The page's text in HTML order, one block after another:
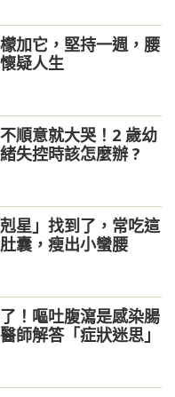
加它，堅持一週，腰
疑人生
順意就大哭！2 歲幼
失控時該怎麼辦 ?
星」找到了，常吃這
囊，瘦出小蠻腰
！嘔吐腹瀉是感染腸
師解答「症狀迷思」